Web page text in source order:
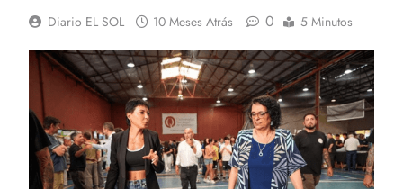
Diario EL SOL 10 Meses Atrás 0 5 Minutos